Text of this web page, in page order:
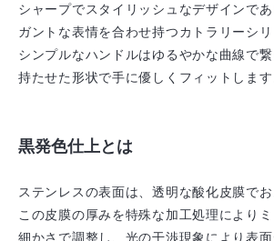
シャープでスタイリッシュなデザインで
ガントな表情を合わせ持つカトラリーシリ
シンプルなハンドルはゆるやかな曲線で
持たせた形状で手に優しくフィットします
黒発色仕上とは
ステンレスの表面は、透明な酸化皮膜でお
この皮膜の厚みを特殊な加工処理により
細かさで調整し、光の干渉現象により表